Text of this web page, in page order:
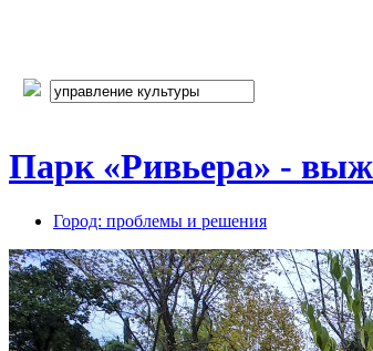
Парк «Ривьера» -
Город: проблемы и решения